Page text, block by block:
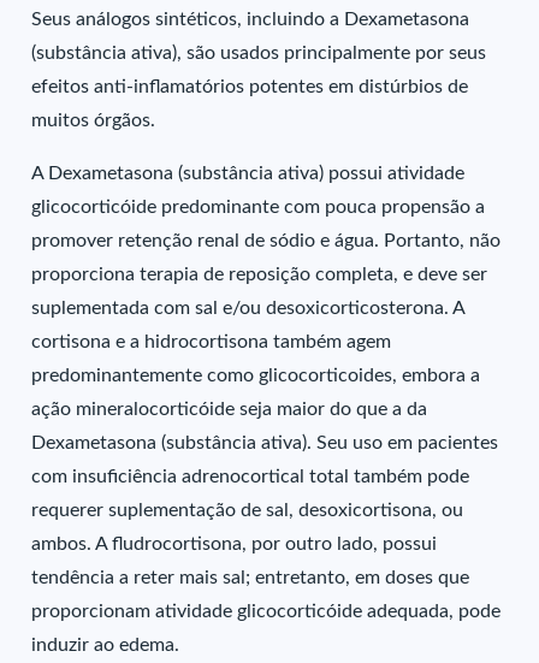
Seus análogos sintéticos, incluindo a Dexametasona
(substância ativa), são usados principalmente por seus
efeitos anti-inflamatórios potentes em distúrbios de
muitos órgãos.
A Dexametasona (substância ativa) possui atividade
glicocorticóide predominante com pouca propensão a
promover retenção renal de sódio e água. Portanto, não
proporciona terapia de reposição completa, e deve ser
suplementada com sal e/ou desoxicorticosterona. A
cortisona e a hidrocortisona também agem
predominantemente como glicocorticoides, embora a
ação mineralocorticóide seja maior do que a da
Dexametasona (substância ativa). Seu uso em pacientes
com insuficiência adrenocortical total também pode
requerer suplementação de sal, desoxicortisona, ou
ambos. A fludrocortisona, por outro lado, possui
tendência a reter mais sal; entretanto, em doses que
proporcionam atividade glicocorticóide adequada, pode
induzir ao edema.